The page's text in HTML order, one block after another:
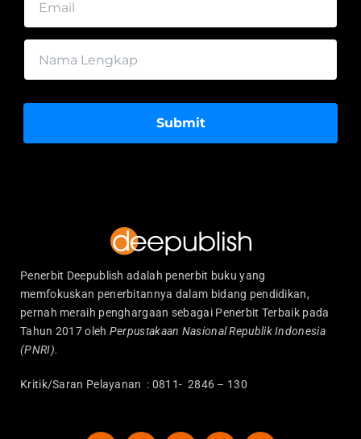
Submit
Penerbit Deepublish adalah penerbit buku yang
memfokuskan penerbitannya dalam bidang pendidikan,
pernah meraih penghargaan sebagai Penerbit Terbaik pada
Tahun 2017 oleh Perpustakaan Nasional Republik Indonesia
(PNRI).
Kritik/Saran Pelayanan : 0811- 2846 – 130